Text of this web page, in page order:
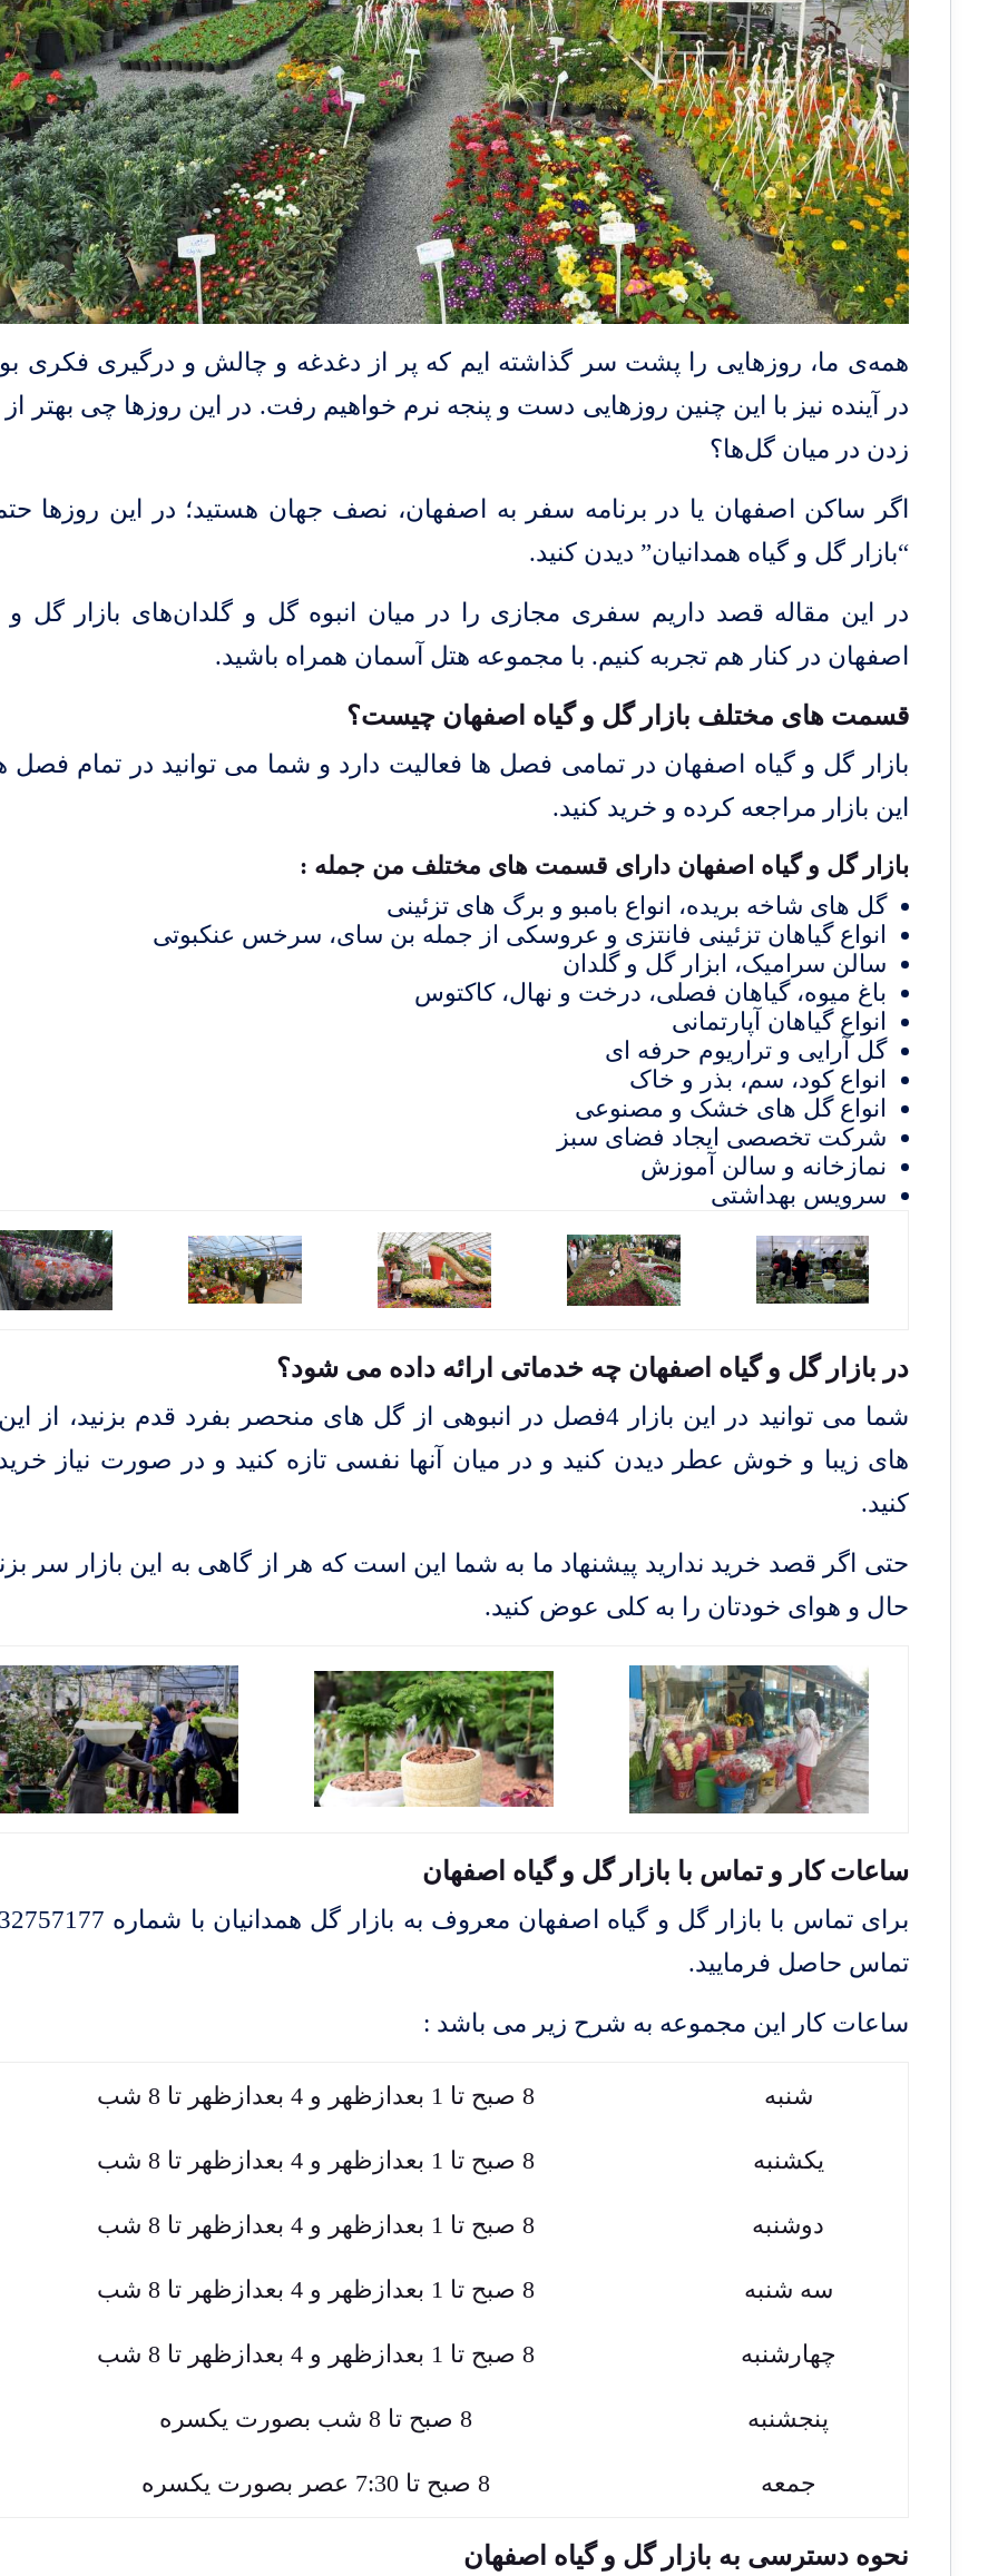
همه‌ی ما، روزهایی را پشت سر گذاشته ایم که پر از دغدغه و چالش و درگیری فکری
در آینده نیز با این چنین روزهایی دست و پنجه نرم خواهیم رفت. در این روزها چی بهتر
زدن در میان گل‌ها؟
اگر ساکن اصفهان یا در برنامه سفر به اصفهان، نصف جهان هستید؛ در این روزها
“بازار گل و گیاه همدانیان” دیدن کنید.
در این مقاله قصد داریم سفری مجازی را در میان انبوه گل و گلدان‌های بازار گل و
اصفهان در کنار هم تجربه کنیم. با مجموعه هتل آسمان همراه باشید.
قسمت های مختلف بازار گل و گیاه اصفهان چیست؟
بازار گل و گیاه اصفهان در تمامی فصل ها فعالیت دارد و شما می توانید در تمام فصل
این بازار مراجعه کرده و خرید کنید.
بازار گل و گیاه اصفهان دارای قسمت های مختلف من جمله :
گل های شاخه بریده، انواع بامبو و برگ های تزئینی
انواع گیاهان تزئینی فانتزی و عروسکی از جمله بن سای، سرخس عنکبوتی
سالن سرامیک، ابزار گل و گلدان
باغ میوه، گیاهان فصلی، درخت و نهال، کاکتوس
انواع گیاهان آپارتمانی
گل آرایی و تراریوم حرفه ای
انواع کود، سم، بذر و خاک
انواع گل های خشک و مصنوعی
شرکت تخصصی ایجاد فضای سبز
نمازخانه و سالن آموزش
سرویس بهداشتی
در بازار گل و گیاه اصفهان چه خدماتی ارائه داده می شود؟
شما می توانید در این بازار 4فصل در انبوهی از گل های منحصر بفرد قدم بزنید، از
های زیبا و خوش عطر دیدن کنید و در میان آنها نفسی تازه کنید و در صورت نیاز
کنید.
حتی اگر قصد خرید ندارید پیشنهاد ما به شما این است که هر از گاهی به این بازار سر
حال و هوای خودتان را به کلی عوض کنید.
ساعات کار و تماس با بازار گل و گیاه اصفهان
برای تماس با بازار گل و گیاه اصفهان معروف به بازار گل
تماس حاصل فرمایید.
ساعات کار این مجموعه به شرح زیر می باشد :
شنبه 8 صبح تا 1 بعدازظهر و 4 بعدازظهر تا 8 شب
یکشنبه 8 صبح تا 1 بعدازظهر و 4 بعدازظهر تا 8 شب
دوشنبه 8 صبح تا 1 بعدازظهر و 4 بعدازظهر تا 8 شب
سه شنبه 8 صبح تا 1 بعدازظهر و 4 بعدازظهر تا 8 شب
چهارشنبه 8 صبح تا 1 بعدازظهر و 4 بعدازظهر تا 8 شب
پنجشنبه 8 صبح تا 8 شب بصورت یکسره
جمعه 8 صبح تا 7:30 عصر بصورت یکسره
نحوه دسترسی به بازار گل و گیاه اصفهان